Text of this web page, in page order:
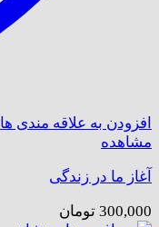
افزودن به علاقه مندی ها
مشاهده
آغاز ما در زندگی
300,000 تومان